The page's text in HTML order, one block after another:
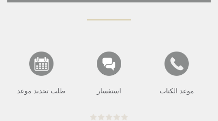
موعد الكتاب استفسار طلب تحديد موعد